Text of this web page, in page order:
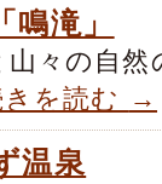
滝」
々の自
を読む →
温泉